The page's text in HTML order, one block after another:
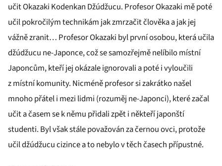
učit Okazaki Kodenkan Džúdžucu. Profesor Okazaki mě poté
učil pokročilým technikám jak zmrzačit člověka a jak jej
vážně zranit… Profesor Okazaki byl první osobou, která učila
džúdžucu ne-Japonce, což se samozřejmě nelíbilo místní
Japoncům, kteří jej okázale ignorovali a poté i vyloučili
z místní komunity. Nicméně profesor si zakrátko našel
mnoho přátel i mezi lidmi (rozuměj ne-Japonci), které začal
učit a časem se k němu přidali zpět i někteří japonští
studenti. Byl však stále považován za černou ovci, protože
učil džúdžucu cizince a to nebylo v těch časech přípustné.